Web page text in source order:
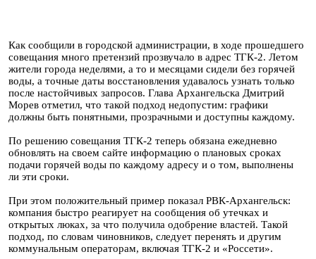
Как сообщили в городской администрации, в ходе прошедшего
совещания много претензий прозвучало в адрес ТГК-2. Летом
жители города неделями, а то и месяцами сидели без горячей
воды, а точные даты восстановления удавалось узнать только
после настойчивых запросов. Глава Архангельска Дмитрий
Морев отметил, что такой подход недопустим: графики
должны быть понятными, прозрачными и доступны каждому.
По решению совещания ТГК-2 теперь обязана ежедневно
обновлять на своем сайте информацию о плановых сроках
подачи горячей воды по каждому адресу и о том, выполнены
ли эти сроки.
При этом положительный пример показал РВК-Архангельск:
компания быстро реагирует на сообщения об утечках и
открытых люках, за что получила одобрение властей. Такой
подход, по словам чиновников, следует перенять и другим
коммунальным операторам, включая ТГК-2 и «Россети».